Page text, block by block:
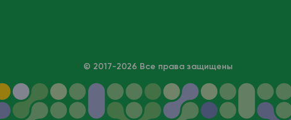
© 2017-2026 Все права защищены